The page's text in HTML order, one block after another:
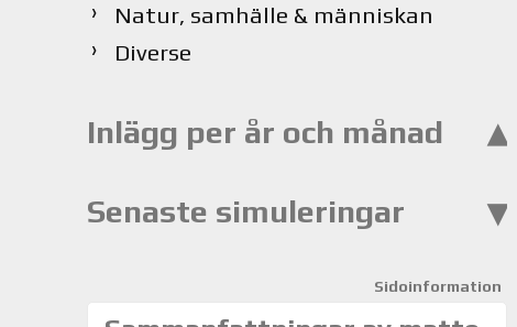
Natur, samhälle & människan
Diverse
Inlägg per år och månad
Senaste simuleringar
Sidoinformation